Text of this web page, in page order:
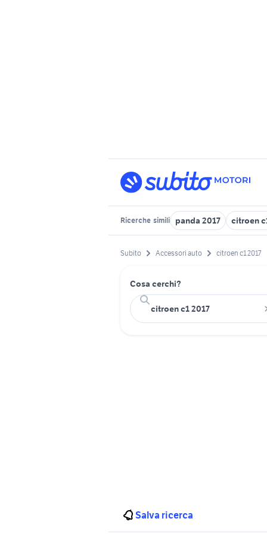
Ricerche simili panda 2017 citroen
Subito Accessori auto citroen c1 2017
Cosa cerchi?
Salva ricerca